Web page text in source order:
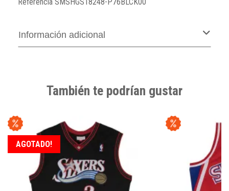
Información adicional
También te podrían gustar
AGOTADO!